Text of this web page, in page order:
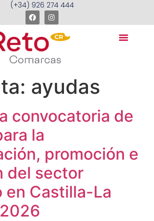
(+34) 926 274 444
ayudas
convocatoria de
la
promoción e
del sector
en Castilla-La